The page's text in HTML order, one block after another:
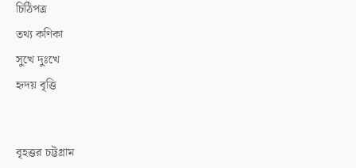
চিঠিপত্র
তথ্য কণিকা
সুখে দুঃখে
হৃদয় বৃত্তি
বৃহত্তর চট্টগ্রাম